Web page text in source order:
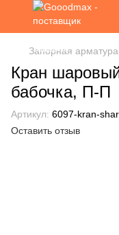
Запорная арматура
Кран
бабочка, П-П
Артикул: 6097-kran-
Оставить отзыв